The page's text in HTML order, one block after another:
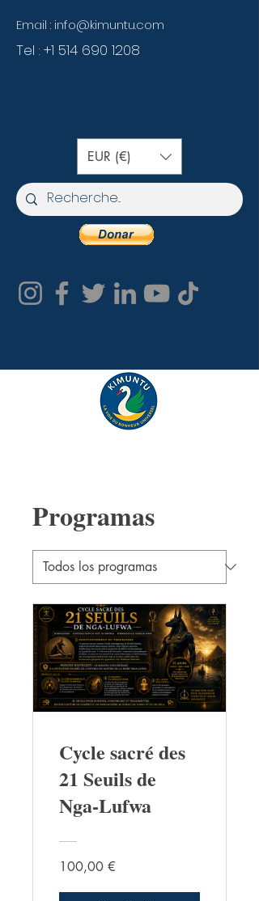
Email : info@kimuntu.com
Tel : +1 514 690 1208
EUR (€)
Programas
Cycle sacré des
21 Seuils de
Nga-Lufwa
100,00 €